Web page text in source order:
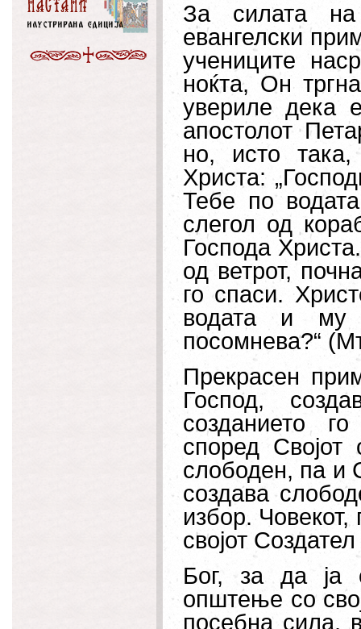
За силата
евангелски
учениците
ноќта, Он
увериле дека
апостолот
но, исто
Христа:
Тебе по
слегол од
Господа
од ветрот,
го спаси.
водата и му
посомнева?“
Прекрасен
Господ,
созданието
според
слободен, па и
создава
избор.
својот
Бог, за да ја
општење со
посебна сила,